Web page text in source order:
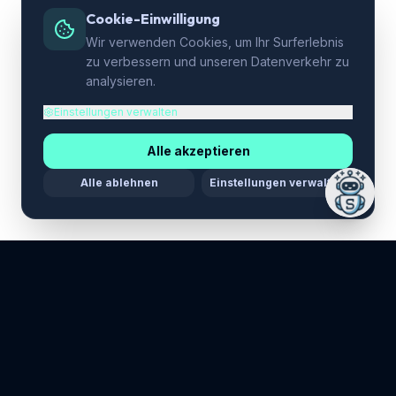
Cookie-Einwilligung
Wir verwenden Cookies, um Ihr Surferlebnis
zu verbessern und unseren Datenverkehr zu
analysieren.
Einstellungen verwalten
Alle akzeptieren
Alle ablehnen Einstellungen verwalten